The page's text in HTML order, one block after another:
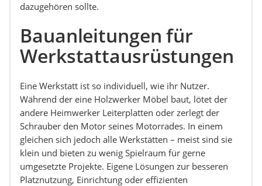
dazugehören sollte.
Bauanleitungen für
Werkstattausrüstungen
Eine Werkstatt ist so individuell, wie ihr Nutzer.
Während der eine Holzwerker Möbel baut, lötet der
andere Heimwerker Leiterplatten oder zerlegt der
Schrauber den Motor seines Motorrades. In einem
gleichen sich jedoch alle Werkstätten – meist sind sie
klein und bieten zu wenig Spielraum für gerne
umgesetzte Projekte. Eigene Lösungen zur besseren
Platznutzung, Einrichtung oder effizienten